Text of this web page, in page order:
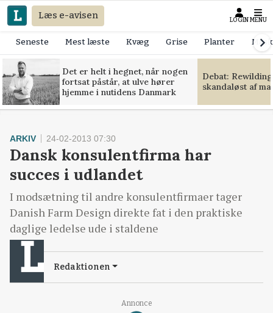
Læs e-avisen LOGIN MENU
Seneste Mest læste Kvæg Grise Planter
Det er helt i hegnet, når nogen
fortsat påstår, at ulve hører
hjemme i nutidens Danmark
Debat:
skandaløst af
Annonce
ARKIV 24-02-2013 07:30
Dansk konsulentfirma har
succes i udlandet
I modsætning til andre konsulentfirmaer tager
Danish Farm Design direkte fat i den praktiske
daglige ledelse ude i staldene
Redaktionen